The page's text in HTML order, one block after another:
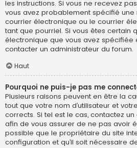
les instructions. Si vous ne recevez
vous avez probablement spécifié
courrier électronique ou le courrier
tant que pourriel. Si vous êtes certain
électronique que vous avez spécifiée
contacter un administrateur du forum.
Haut
Pourquoi ne puis-je pas me
Plusieurs raisons peuvent en être la
tout que votre nom d’utilisateur et
corrects. Si tel est le cas, contactez
afin de vous assurer de ne pas avoir
possible que le propriétaire du site
configuration et qu’il soit nécessaire